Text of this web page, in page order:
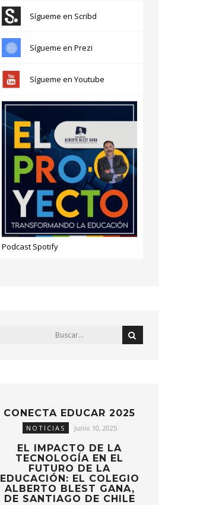
Sígueme en Scribd
Sígueme en Prezi
Sígueme en Youtube
Podcast Spotify
CONECTA EDUCAR 2025
NOTICIAS Junio 10, 2025
EL IMPACTO DE LA
TECNOLOGÍA EN EL
FUTURO DE LA
EDUCACIÓN: EL COLEGIO
ALBERTO BLEST GANA,
DE SANTIAGO DE CHILE